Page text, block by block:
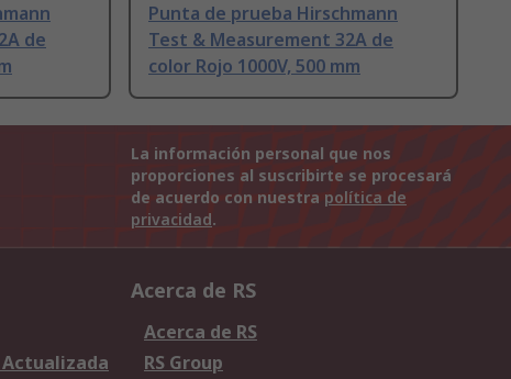
de
Punta de prueba Hirschmann
Test & Measurement 32A de
color Rojo 1000V, 500 mm
La información personal que nos
proporciones al suscribirte se procesará
de acuerdo con nuestra política de
privacidad.
Acerca de RS
Acerca de RS
RS Group